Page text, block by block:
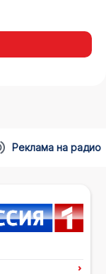
Реклама на радио